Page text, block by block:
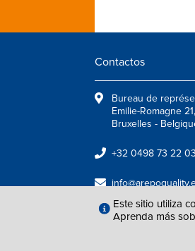
Contactos
Bureau de
Emilie-Romagne
Bruxelles -
+32 0498 73 22 03
Este sitio utiliza
Aprenda más